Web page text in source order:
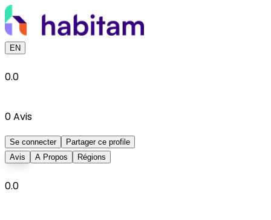
EN
0.0
0Avis
Se connecter
Partager ce profile
Avis
A Propos Régions
0.0